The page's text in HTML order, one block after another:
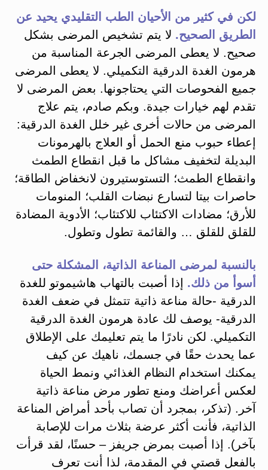
لكن في كثير من الأحيان الطب التقليدي يحيد عن
الطريق الصحيح. لا يتم تشخيص المرضى بشكل
صحيح. لا يعطى المرضى الجرعة المناسبة من
هرمون الغدة الدرقية التكميلي. لا يعطى المرضى
جميع الفحوصات التي يحتاجونها. بعض المرضى لا
تقدم لهم خيارات جيدة. وبكم صادم، يتم علاج
المرضى من حالات أخرى غير خلل الغدة الدرقية:
إعطاء حبوب منع الحمل أو العلاج بالهرمونات
البديلة لتخفيف مشاكل ما قبل انقطاع الطمث
وانقطاع الطمث؛ التستوستيرون لانخفاض الطاقة؛
حاصرات بيتا لتسارع نبضات القلب؛ المنومات
للأرق؛ مضادات الاكتئاب للاكتئاب؛ الأدوية المضادة
للقلق للقلق … والقائمة تطول وتطول.
بالنسبة لمرضى المناعة الذاتية، المشكلة حتى
أسوأ من ذلك. إذا أصبت بالتهاب هاشيموتو للغدة
الدرقية -حالة مناعة ذاتية تتمثل في ضعف الغدة
الدرقية- يوصف لك عادة هرمون الغدة الدرقية
التكميلي. لكن نادرًا ما يتم تعليمك على الإطلاق
عما يحدث حقًا في جسمك، ناهيك عن كيف
يمكنك استخدام النظام الغذائي ونمط الحياة
لعكس أعراضك ومنع تطور مرض مناعة ذاتية
آخر. (تذكر، بمجرد أن تصاب بأحد أمراض المناعة
الذاتية، فأنت أكثر عرضة بثلاث مرات للإصابة
بآخر). إذا أصبت بمرض جريفز – حسنًا، لقد قرأت
بالفعل قصتي في المقدمة، لذا أنت تعرف